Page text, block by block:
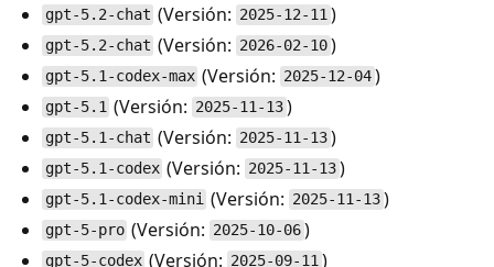
gpt-5.2-chat (Versión: 2025-12-11)
gpt-5.2-chat (Versión: 2026-02-10)
gpt-5.1-codex-max (Versión: 2025-12-04)
gpt-5.1 (Versión: 2025-11-13)
gpt-5.1-chat (Versión: 2025-11-13)
gpt-5.1-codex (Versión: 2025-11-13)
gpt-5.1-codex-mini (Versión: 2025-11-13)
gpt-5-pro (Versión: 2025-10-06)
gpt-5-codex (Versión: 2025-09-11)